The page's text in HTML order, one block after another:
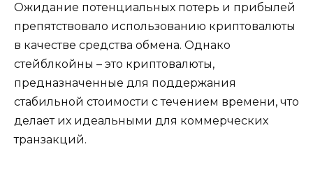
Ожидание потенциальных потерь и прибылей
препятствовало использованию криптовалюты
в качестве средства обмена. Однако
стейблкойны – это криптовалюты,
предназначенные для поддержания
стабильной стоимости с течением времени, что
делает их идеальными для коммерческих
транзакций.